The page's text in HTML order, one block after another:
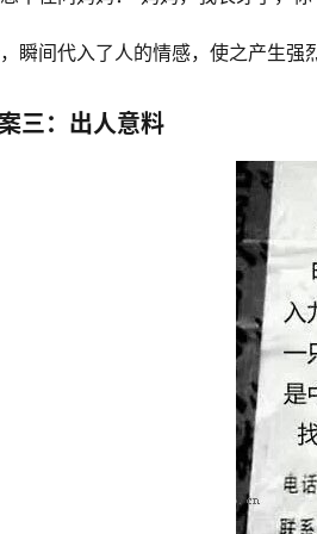
瞬间代入了人的情感，使之产生强
三：出人意料